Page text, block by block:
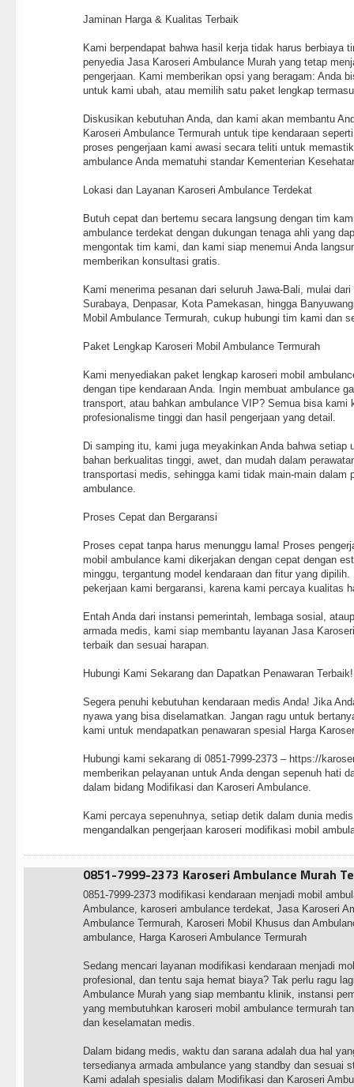
Jaminan Harga & Kualitas Terbaik
Kami berpendapat bahwa hasil kerja tidak harus berbiaya
penyedia Jasa Karoseri Ambulance Murah yang tetap
pengerjaan. Kami memberikan opsi yang beragam: Anda
untuk kami ubah, atau memilih satu paket lengkap
Diskusikan kebutuhan Anda, dan kami akan membantu
Karoseri Ambulance Termurah untuk tipe kendaraan
proses pengerjaan kami awasi secara teliti untuk
ambulance Anda mematuhi standar Kementerian
Lokasi dan Layanan Karoseri Ambulance Terdekat
Butuh cepat dan bertemu secara langsung dengan tim
ambulance terdekat dengan dukungan tenaga ahli yang
mengontak tim kami, dan kami siap menemui Anda
memberikan konsultasi gratis.
Kami menerima pesanan dari seluruh Jawa-Bali, mulai
Surabaya, Denpasar, Kota Pamekasan, hingga
Mobil Ambulance Termurah, cukup hubungi tim kami dan
Paket Lengkap Karoseri Mobil Ambulance Termurah
Kami menyediakan paket lengkap karoseri mobil
dengan tipe kendaraan Anda. Ingin membuat ambulance
transport, atau bahkan ambulance VIP? Semua bisa kami
profesionalisme tinggi dan hasil pengerjaan yang detail.
Di samping itu, kami juga meyakinkan Anda bahwa setiap
bahan berkualitas tinggi, awet, dan mudah dalam
transportasi medis, sehingga kami tidak main-main dalam
ambulance.
Proses Cepat dan Bergaransi
Proses cepat tanpa harus menunggu lama! Proses
mobil ambulance kami dikerjakan dengan cepat dengan
minggu, tergantung model kendaraan dan fitur yang
pekerjaan kami bergaransi, karena kami percaya kualitas
Entah Anda dari instansi pemerintah, lembaga sosial,
armada medis, kami siap membantu layanan Jasa
terbaik dan sesuai harapan.
Hubungi Kami Sekarang dan Dapatkan Penawaran Terbaik!
Segera penuhi kebutuhan kendaraan medis Anda! Jika
nyawa yang bisa diselamatkan. Jangan ragu untuk
kami untuk mendapatkan penawaran spesial Harga
Hubungi kami sekarang di 0851-7999-2373 – https://
memberikan pelayanan untuk Anda dengan sepenuh hati
dalam bidang Modifikasi dan Karoseri Ambulance.
Kami percaya sepenuhnya, setiap detik dalam dunia
mengandalkan pengerjaan karoseri modifikasi mobil
0851-7999-2373 Karoseri Ambulance Murah
0851-7999-2373 modifikasi kendaraan menjadi mobil
Ambulance, karoseri ambulance terdekat, Jasa Karoseri
Ambulance Termurah, Karoseri Mobil Khusus dan
ambulance, Harga Karoseri Ambulance Termurah
Sedang mencari layanan modifikasi kendaraan menjadi
profesional, dan tentu saja hemat biaya? Tak perlu ragu
Ambulance Murah yang siap membantu klinik, instansi
yang membutuhkan karoseri mobil ambulance termurah
dan keselamatan medis.
Dalam bidang medis, waktu dan sarana adalah dua hal
tersedianya armada ambulance yang standby dan sesuai
Kami adalah spesialis dalam Modifikasi dan Karoseri